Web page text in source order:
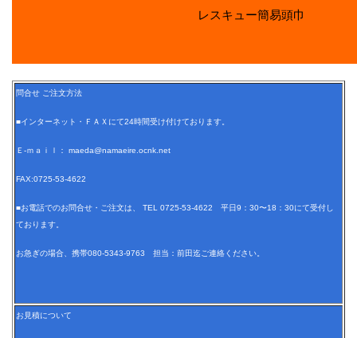
レスキュー簡易頭巾
問合せ ご注文方法
■インターネット・ＦＡＸにて24時間受け付けております。
Ｅ-ｍａｉｌ： maeda@namaeire.ocnk.net
FAX:0725-53-4622
■お電話でのお問合せ・ご注文は、 TEL 0725-53-4622 平日9：30〜18：30にて受付し
ております。
お急ぎの場合、携帯080-5343-9763 担当：前田迄ご連絡ください。
お見積について